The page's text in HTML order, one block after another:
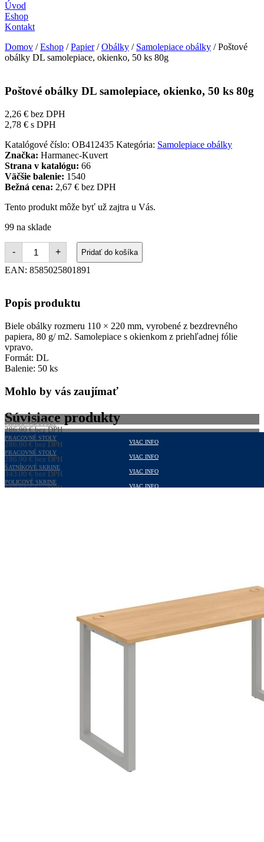
Úvod
Eshop
Kontakt
Domov /Eshop /Papier/Obálky / Samolepiace obálky / Poštové
obálky DL samolepiace, okienko, 50 ks 80g
Poštové obálky DL samolepiace, okienko, 50 ks 80g
2,26 € bez DPH
2,78 € s DPH
Katalógové číslo: OB412435 Kategória: Samolepiace obálky
Značka: Harmanec-Kuvert
Strana v katalógu: 66
Väčšie balenie: 1540
Bežná cena: 2,67 € bez DPH
Tento produkt môže byť už zajtra u Vás.
99 na sklade
-
množstvo
Poštové
obálky
DL
50
80g
+ Pridať do košíka
EAN: 8585025801891
Popis produktu
Biele obálky rozmeru 110 × 220 mm, vyrobené z bezdrevného
papiera, 80 g/ m2. Samolepiace s okienkom z priehľadnej fólie
vpravo.
Formát: DL
Balenie: 50 ks
Mohlo by vás zaujímať
Súvisiace produkty
PRACOVNÉ STOLY
286,90€bez DPH
352,89€s DPH VIAC INFO
PRACOVNÉ STOLY
286,90€bez DPH
352,89€s DPH VIAC INFO
PRACOVNÉ STOLY
286,90€bez DPH
352,89€s DPH VIAC INFO
ŠATNÍKOVÉ SKRINE
343,00€bez DPH
421,89€s DPH VIAC INFO
POLICOVÉ SKRINE
517,81€bez DPH